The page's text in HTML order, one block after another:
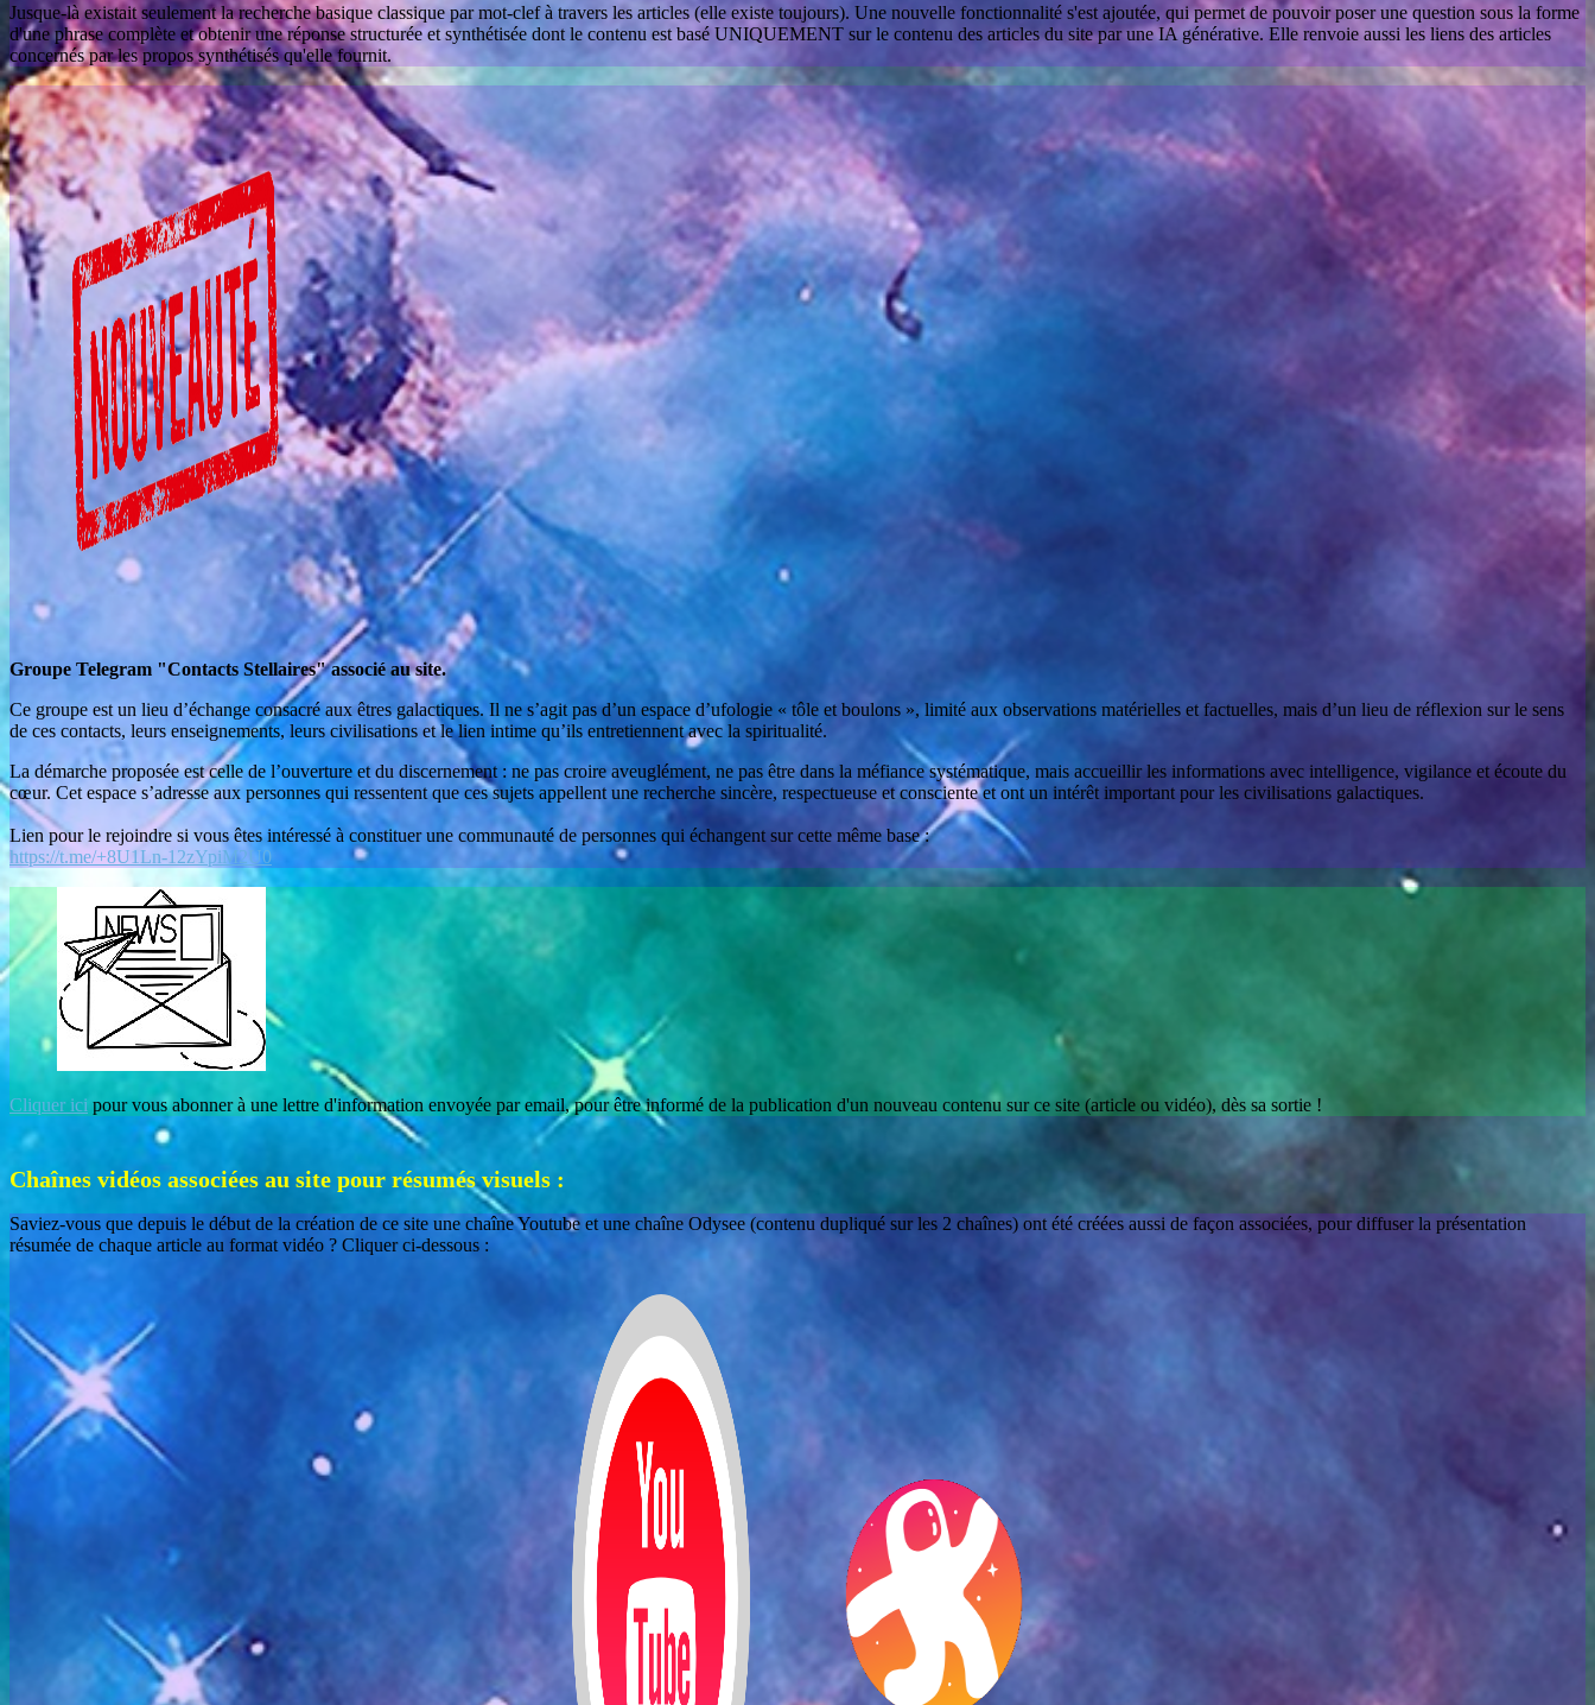
Jusque-là existait seulement la recherche basique classique par mot-clef à travers les articles (elle existe toujours). Une nouvelle fonctionnalité s'est ajoutée, qui permet de pouvoir poser une question sous la forme
d'une phrase complète et obtenir une réponse structurée et synthétisée dont le contenu est basé UNIQUEMENT sur le contenu des articles du site par une IA générative. Elle renvoie aussi les liens des articles
concernés par les propos synthétisés qu'elle fournit.
Groupe Telegram "Contacts Stellaires" associé au site.
Ce groupe est un lieu d’échange consacré aux êtres galactiques. Il ne s’agit pas d’un espace d’ufologie « tôle et boulons », limité aux observations matérielles et factuelles, mais d’un lieu de réflexion sur le sens
de ces contacts, leurs enseignements, leurs civilisations et le lien intime qu’ils entretiennent avec la spiritualité.
La démarche proposée est celle de l’ouverture et du discernement : ne pas croire aveuglément, ne pas être dans la méfiance systématique, mais accueillir les informations avec intelligence, vigilance et écoute du
cœur. Cet espace s’adresse aux personnes qui ressentent que ces sujets appellent une recherche sincère, respectueuse et consciente et ont un intérêt important pour les civilisations galactiques.
Lien pour le rejoindre si vous êtes intéressé à constituer une communauté de personnes qui échangent sur cette même base :
https://t.me/+8U1Ln-12zYpiM2U0
Cliquer ici pour vous abonner à une lettre d'information envoyée par email, pour être informé de la publication d'un nouveau contenu sur ce site (article ou vidéo), dès sa sortie !
Chaînes vidéos associées au site pour résumés visuels :
Saviez-vous que depuis le début de la création de ce site une chaîne Youtube et une chaîne Odysee (contenu dupliqué sur les 2 chaînes) ont été créées aussi de façon associées, pour diffuser la présentation
résumée de chaque article au format vidéo ? Cliquer ci-dessous :